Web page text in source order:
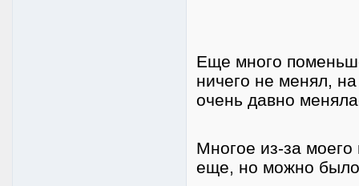
Еще много
ничего не менял,
очень давно
Многое из-за
еще, но можно